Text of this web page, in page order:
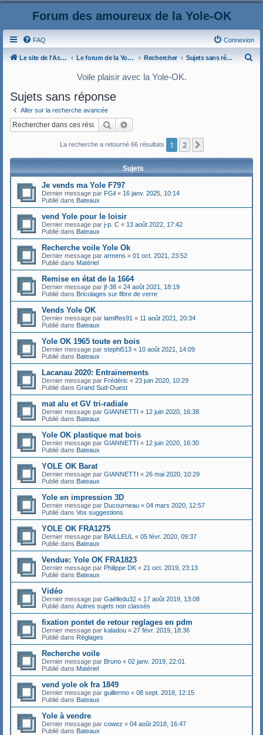
Forum des amoureux de la Yole-OK
FAQ Connexion
Le site de l'AspryOK Le forum de la Yole-OK Rechercher Sujets sans réponse
Voile plaisir avec la Yole-OK.
Sujets sans réponse
Aller sur la recherche avancée
Rechercher
La recherche a retourné 66 résultats 1 2
Sujets
Je vends ma Yole F797
Dernier message par FGil « 16 janv. 2025, 10:14
Publié dans Bateaux
vend Yole pour le loisir
Dernier message par j-p. C « 13 août 2022, 17:42
Publié dans Bateaux
Recherche voile Yole Ok
Dernier message par armens « 01 oct. 2021, 23:52
Publié dans Matériel
Remise en état de la 1664
Dernier message par jf-38 « 24 août 2021, 18:19
Publié dans Bricolages sur fibre de verre
Vends Yole OK
Dernier message par lamiffes91 « 11 août 2021, 20:34
Publié dans Bateaux
Yole OK 1965 toute en bois
Dernier message par stephi513 « 10 août 2021, 14:09
Publié dans Bateaux
Lacanau 2020: Entrainements
Dernier message par Frédéric « 23 juin 2020, 10:29
Publié dans Grand Sud-Ouest
mat alu et GV tri-radiale
Dernier message par GIANNETTI « 12 juin 2020, 16:38
Publié dans Bateaux
Yole OK plastique mat bois
Dernier message par GIANNETTI « 12 juin 2020, 16:30
Publié dans Bateaux
YOLE OK Barat
Dernier message par GIANNETTI « 26 mai 2020, 10:29
Publié dans Bateaux
Yole en impression 3D
Dernier message par Ducourneau « 04 mars 2020, 12:57
Publié dans Vos suggestions
YOLE OK FRA1275
Dernier message par BAILLEUL « 05 févr. 2020, 09:37
Publié dans Bateaux
Vendue: Yole OK FRA1823
Dernier message par Philippe DK « 21 oct. 2019, 23:13
Publié dans Bateaux
Vidéo
Dernier message par Gaëlledu32 « 17 août 2019, 13:08
Publié dans Autres sujets non classés
fixation pontet de retour reglages en pdm
Dernier message par kaladou « 27 févr. 2019, 18:36
Publié dans Réglages
Recherche voile
Dernier message par Bruno « 02 janv. 2019, 22:01
Publié dans Matériel
vend yole ok fra 1849
Dernier message par guillermo « 08 sept. 2018, 12:15
Publié dans Bateaux
Yole à vendre
Dernier message par cowez « 04 août 2018, 16:47
Publié dans Bateaux